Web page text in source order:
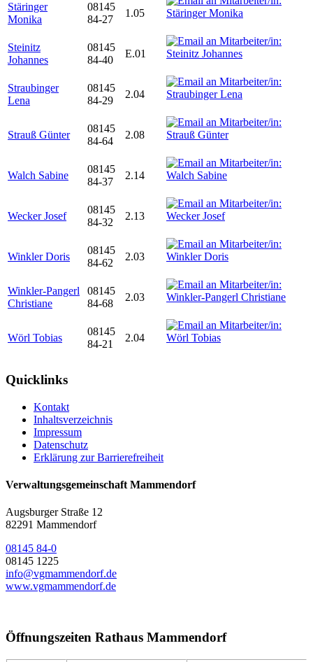
Stäringer
Monika
08145
84-27
1.05
Steinitz
Johannes
08145
84-40
E.01
Straubinger
Lena
08145
84-29
2.04
Strauß Günter
08145
84-64
2.08
Walch Sabine
08145
84-37
2.14
Wecker Josef
08145
84-32
2.13
Winkler Doris
08145
84-62
2.03
Winkler-Pangerl
Christiane
08145
84-68
2.03
Wörl Tobias
08145
84-21
2.04
Quicklinks
Kontakt
Inhaltsverzeichnis
Impressum
Datenschutz
Erklärung zur Barrierefreiheit
Verwaltungsgemeinschaft Mammendorf
Augsburger Straße 12
82291 Mammendorf
08145 84-0
08145 1225
info@vgmammendorf.de
www.vgmammendorf.de
Öffnungszeiten Rathaus Mammendorf